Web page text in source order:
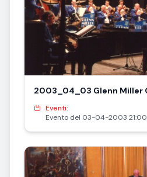
2003_04_03 Glenn Miller
Eventi:
Evento del 03-04-2003 21:00